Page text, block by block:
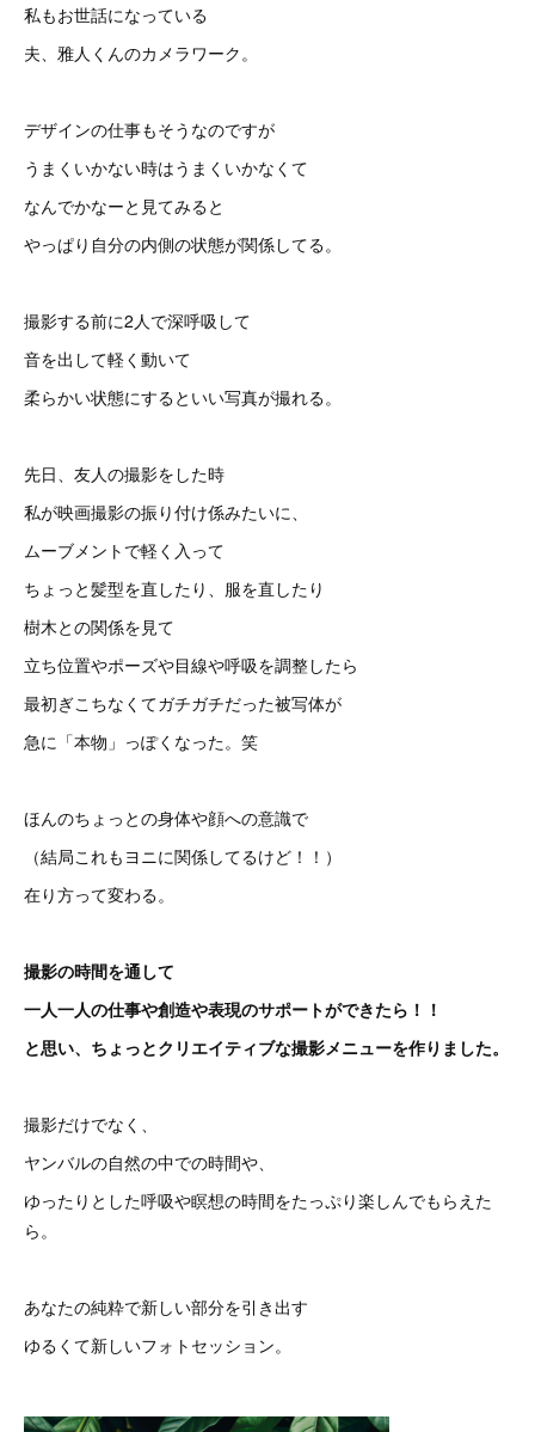
私もお世話になっている
夫、雅人くんのカメラワーク。
デザインの仕事もそうなのですが
うまくいかない時はうまくいかなくて
なんでかなーと見てみると
やっぱり自分の内側の状態が関係してる。
撮影する前に2人で深呼吸して
音を出して軽く動いて
柔らかい状態にするといい写真が撮れる。
先日、友人の撮影をした時
私が映画撮影の振り付け係みたいに、
ムーブメントで軽く入って
ちょっと髪型を直したり、服を直したり
樹木との関係を見て
立ち位置やポーズや目線や呼吸を調整したら
最初ぎこちなくてガチガチだった被写体が
急に「本物」っぽくなった。笑
ほんのちょっとの身体や顔への意識で
（結局これもヨニに関係してるけど！！）
在り方って変わる。
撮影の時間を通して
一人一人の仕事や創造や表現のサポートができたら！！
と思い、ちょっとクリエイティブな撮影メニューを作りました。
撮影だけでなく、
ヤンバルの自然の中での時間や、
ゆったりとした呼吸や瞑想の時間をたっぷり楽しんでもらえた
ら。
あなたの純粋で新しい部分を引き出す
ゆるくて新しいフォトセッション。